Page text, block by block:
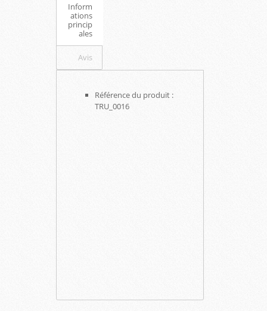
Inform
ations
princip
ales
Avis
Référence du produit :
TRU_0016